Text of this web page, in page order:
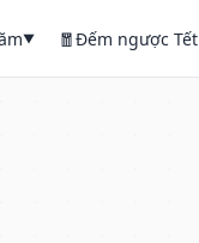
▼ 🧧Đếm ngược Tết